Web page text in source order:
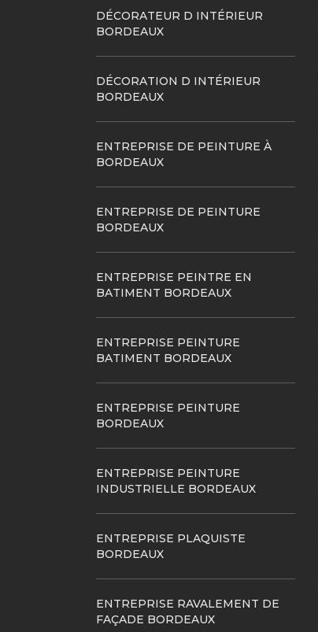
DÉCORATEUR D INTÉRIEUR
BORDEAUX
DÉCORATION D INTÉRIEUR
BORDEAUX
ENTREPRISE DE PEINTURE À
BORDEAUX
ENTREPRISE DE PEINTURE
BORDEAUX
ENTREPRISE PEINTRE EN
BATIMENT BORDEAUX
ENTREPRISE PEINTURE
BATIMENT BORDEAUX
ENTREPRISE PEINTURE
BORDEAUX
ENTREPRISE PEINTURE
INDUSTRIELLE BORDEAUX
ENTREPRISE PLAQUISTE
BORDEAUX
ENTREPRISE RAVALEMENT DE
FAÇADE BORDEAUX